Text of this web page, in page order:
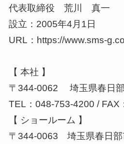
代表取締役 荒川 真一
設立：2005年4月1日
URL：https://www.sms-
【 本社 】
〒344-0062 埼玉県春日
TEL：048-753-4200 / FAX
【 ショールーム 】
〒344-0063 埼玉県春日部